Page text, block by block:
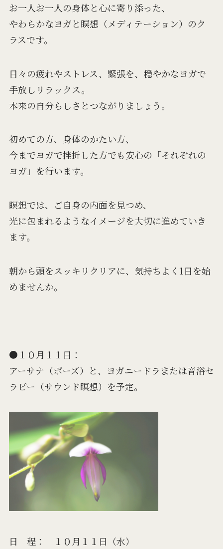
お一人お一人の身体と心に寄り添った、
やわらかなヨガと瞑想（メディテーション）のク
ラスです。
日々の疲れやストレス、緊張を、穏やかなヨガで
手放しリラックス。
本来の自分らしさとつながりましょう。
初めての方、身体のかたい方、
今までヨガで挫折した方でも安心の「それぞれの
ヨガ」を行います。
瞑想では、ご自身の内面を見つめ、
光に包まれるようなイメージを大切に進めていき
ます。
朝から頭をスッキリクリアに、気持ちよく1日を始
めませんか。
●１０月１１日：
アーサナ（ポーズ）と、ヨガニードラまたは音浴セ
ラピー（サウンド瞑想）を予定。
日 程： １０月１１日（水）